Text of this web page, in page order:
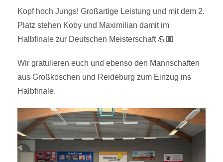
Kopf hoch Jungs! Großartige Leistung und mit dem 2.
Platz stehen Koby und Maximilian damit im
Halbfinale zur Deutschen Meisterschaft 💪🏼
Wir gratulieren euch und ebenso den Mannschaften
aus Großkoschen und Reideburg zum Einzug ins
Halbfinale.